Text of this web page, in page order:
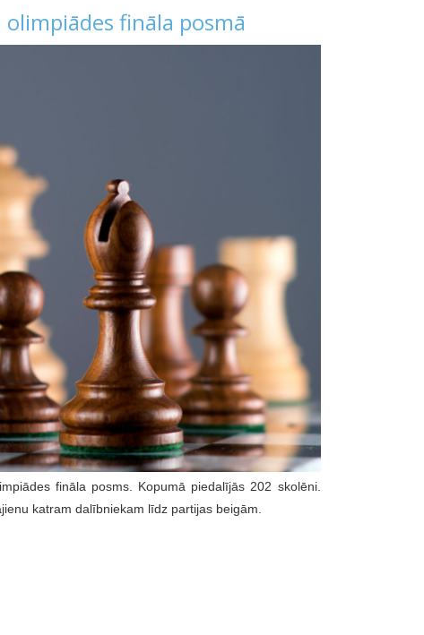
fināla posmā
fināla posms. Kopumā piedalījās 202 skolēni.
katram dalībniekam līdz partijas beigām.